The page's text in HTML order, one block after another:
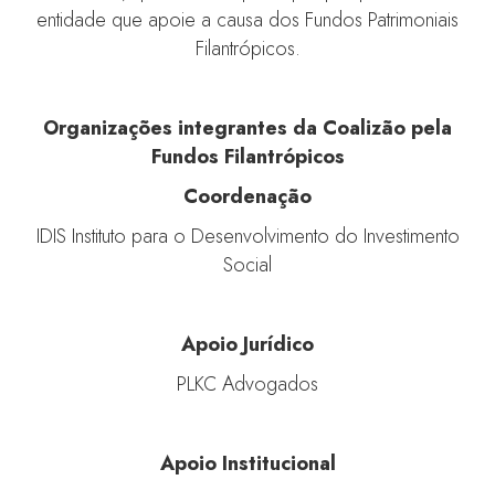
entidade que apoie a causa dos Fundos Patrimoniais
Filantrópicos.
Organizações integrantes da Coalizão pela
Fundos Filantrópicos
Coordenação
IDIS Instituto para o Desenvolvimento do Investimento
Social
Apoio Jurídico
PLKC Advogados
Apoio Institucional